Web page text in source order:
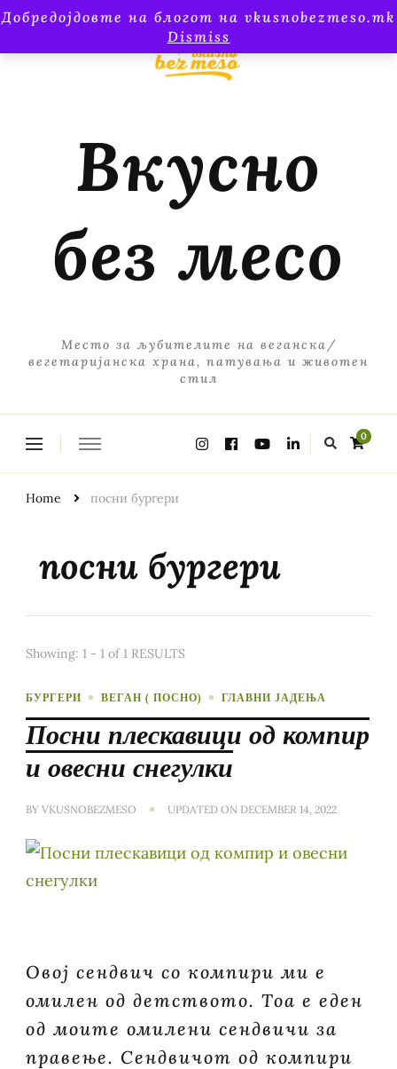
Добредојдовте на блогот на vkusnobezmeso.mk
Dismiss
Вкусно
без месо
Место за љубителите на веганска/
вегетаријанска храна, патувања и животен
стил
0
Home посни бургери
посни бургери
Showing: 1 - 1 of 1 RESULTS
БУРГЕРИ ВЕГАН ( ПОСНО) ГЛАВНИ ЈАДЕЊА
Посни плескавици од компир
и овесни снегулки
BY VKUSNOBEZMESO UPDATED ON DECEMBER 14, 2022
Овој сендвич со компири ми е
омилен од детството. Тоа е еден
од моите омилени сендвичи за
правење. Сендвичот од компири